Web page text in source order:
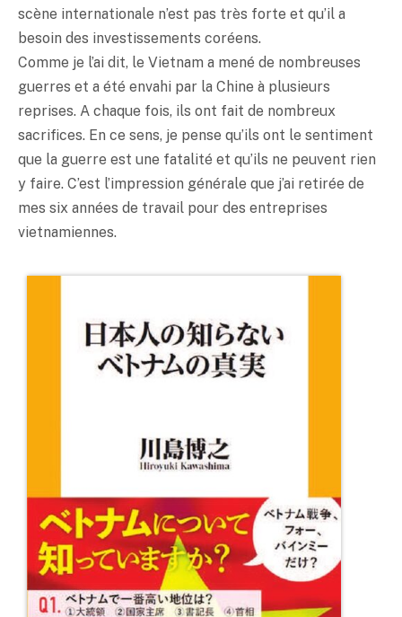
scène internationale n’est pas très forte et qu’il a
besoin des investissements coréens.
Comme je l’ai dit, le Vietnam a mené de nombreuses
guerres et a été envahi par la Chine à plusieurs
reprises. A chaque fois, ils ont fait de nombreux
sacrifices. En ce sens, je pense qu’ils ont le sentiment
que la guerre est une fatalité et qu’ils ne peuvent rien
y faire. C’est l’impression générale que j’ai retirée de
mes six années de travail pour des entreprises
vietnamiennes.